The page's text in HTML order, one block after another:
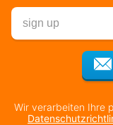
Wir verarbeiten Ihre